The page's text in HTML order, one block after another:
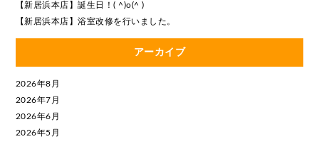
【新居浜本店】誕生日！( ^)o(^ )
【新居浜本店】浴室改修を行いました。
アーカイブ
2026年8月
2026年7月
2026年6月
2026年5月